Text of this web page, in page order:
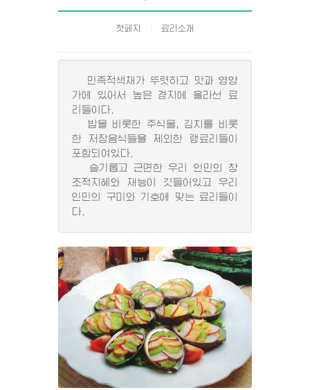
첫페지 료리소개
민족적색채가 뚜렷하고 맛과 영양
가에 있어서 높은 경지에 올라선 료
리들이다.
밥을 비롯한 주식물, 김치를 비롯
한 저장음식들을 제외한 랭료리들이
포함되여있다.
슬기롭고 근면한 우리 인민의 창
조적지혜와 재능이 깃들어있고 우리
인민의 구미와 기호에 맞는 료리들이
다.